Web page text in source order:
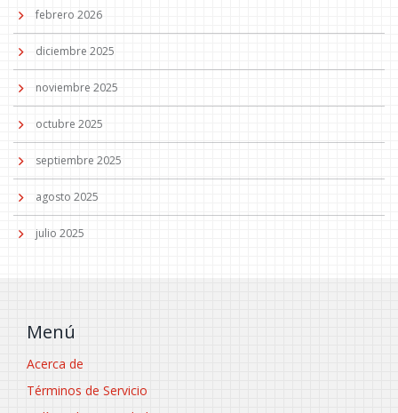
febrero 2026
diciembre 2025
noviembre 2025
octubre 2025
septiembre 2025
agosto 2025
julio 2025
Menú
Acerca de
Términos de Servicio